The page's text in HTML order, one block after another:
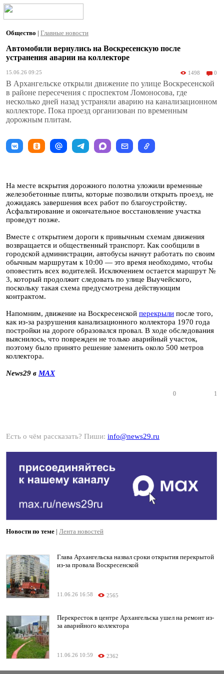
Общество | Главные новости
Автомобили вернулись на Воскресенскую после
устранения аварии на коллекторе
15.06.26 09:25 1498 0
В Архангельске открыли движение по улице Воскресенской
в районе пересечения с проспектом Ломоносова, где
несколько дней назад устраняли аварию на канализационном
коллекторе. Пока проезд организован по временным
дорожным плитам.
На месте вскрытия дорожного полотна уложили временные
железобетонные плиты, которые позволили открыть проезд, не
дожидаясь завершения всех работ по благоустройству.
Асфальтирование и окончательное восстановление участка
проведут позже.
Вместе с открытием дороги к привычным схемам движения
возвращается и общественный транспорт. Как сообщили в
городской администрации, автобусы начнут работать по своим
обычным маршрутам к 10:00 — это время необходимо, чтобы
оповестить всех водителей. Исключением остается маршрут №
3, который продолжит следовать по улице Выучейского,
поскольку такая схема предусмотрена действующим
контрактом.
Напомним, движение на Воскресенской перекрыли после того,
как из-за разрушения канализационного коллектора 1970 года
постройки на дороге образовался провал. В ходе обследования
выяснилось, что поврежден не только аварийный участок,
поэтому было принято решение заменить около 500 метров
коллектора.
News29 в MAX
0 1
Есть о чём рассказать? Пиши: info@news29.ru
Новости по теме | Лента новостей
Глава Архангельска назвал сроки открытия перекрытой
из-за провала Воскресенской
11.06.26 16:58 2565
Перекресток в центре Архангельска ушел на ремонт из-
за аварийного коллектора
11.06.26 10:59 2362